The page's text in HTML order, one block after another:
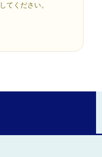
てください。